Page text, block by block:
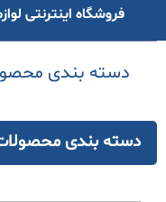
فروشگاه اینترنتی
دسته بندی
دسته بندی